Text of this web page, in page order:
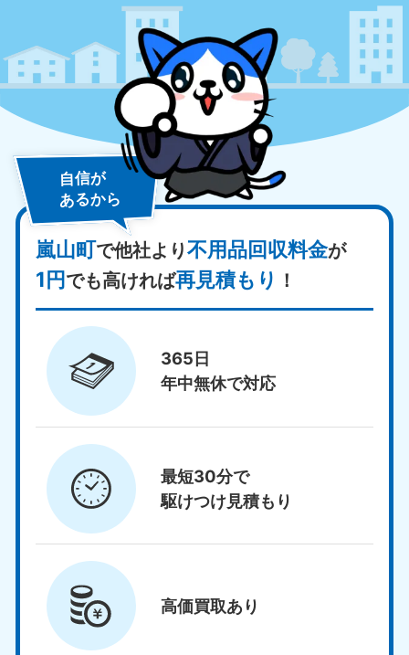
自信が
あるから
嵐山町で他社より不用品回収料金が
1円でも高ければ再見積もり ！
365日
年中無休で対応
最短30分で
駆けつけ見積もり
高価買取あり